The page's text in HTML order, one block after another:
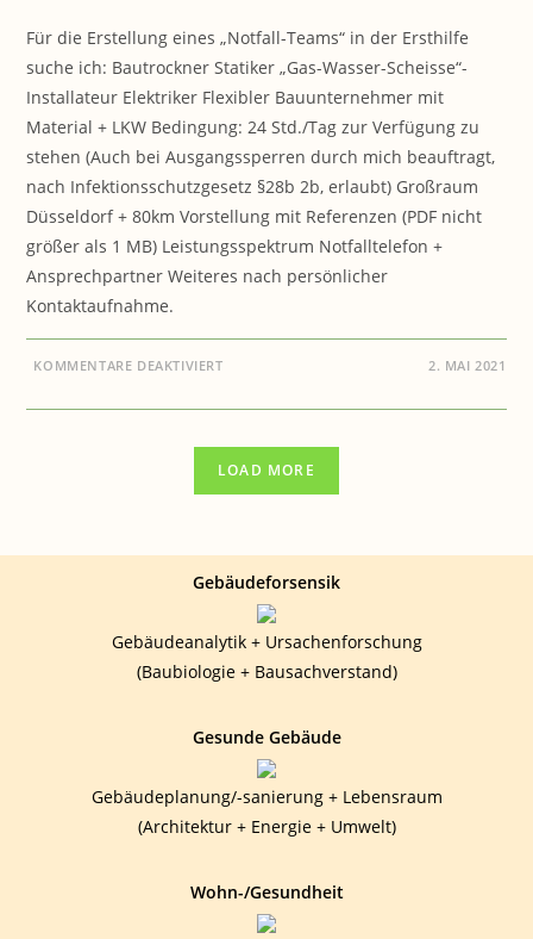
Für die Erstellung eines „Notfall-Teams“ in der Ersthilfe
suche ich: Bautrockner Statiker „Gas-Wasser-Scheisse“-
Installateur Elektriker Flexibler Bauunternehmer mit
Material + LKW Bedingung: 24 Std./Tag zur Verfügung zu
stehen (Auch bei Ausgangssperren durch mich beauftragt,
nach Infektionsschutzgesetz §28b 2b, erlaubt) Großraum
Düsseldorf + 80km Vorstellung mit Referenzen (PDF nicht
größer als 1 MB) Leistungsspektrum Notfalltelefon +
Ansprechpartner Weiteres nach persönlicher
Kontaktaufnahme.
KOMMENTARE DEAKTIVIERTFÜR
GESUNDHEIT:
„BAU“
2. MAI 2021
LOAD MORE
Gebäudeforsensik
Gebäudeanalytik + Ursachenforschung
(Baubiologie + Bausachverstand)
Gesunde Gebäude
Gebäudeplanung/-sanierung + Lebensraum
(Architektur + Energie + Umwelt)
Wohn-/Gesundheit